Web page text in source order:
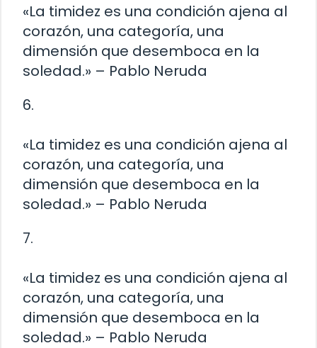
«La timidez es una condición ajena al
corazón, una categoría, una
dimensión que desemboca en la
soledad.» – Pablo Neruda
6.
«La timidez es una condición ajena al
corazón, una categoría, una
dimensión que desemboca en la
soledad.» – Pablo Neruda
7.
«La timidez es una condición ajena al
corazón, una categoría, una
dimensión que desemboca en la
soledad.» – Pablo Neruda